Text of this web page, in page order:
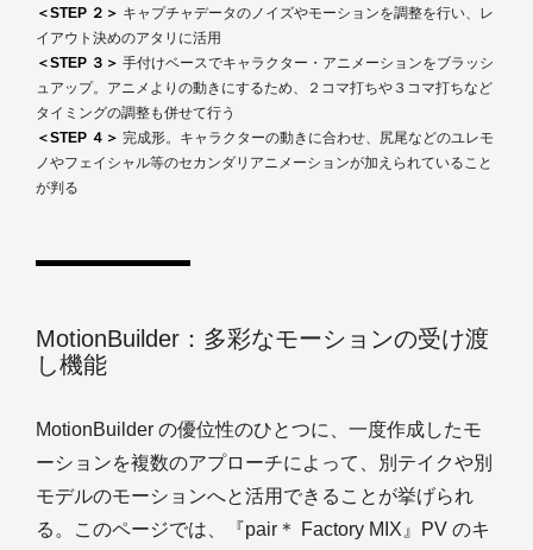
＜STEP ２＞ キャプチャデータのノイズやモーションを調整を行い、レ
イアウト決めのアタリに活用
＜STEP ３＞ 手付けベースでキャラクター・アニメーションをブラッシ
ュアップ。アニメよりの動きにするため、２コマ打ちや３コマ打ちなど
タイミングの調整も併せて行う
＜STEP ４＞ 完成形。キャラクターの動きに合わせ、尻尾などのユレモ
ノやフェイシャル等のセカンダリアニメーションが加えられていること
が判る
MotionBuilder：多彩なモーションの受け渡
し機能
MotionBuilder の優位性のひとつに、一度作成したモ
ーションを複数のアプローチによって、別テイクや別
モデルのモーションへと活用できることが挙げられ
る。このページでは、『pair＊ Factory MIX』PV のキ